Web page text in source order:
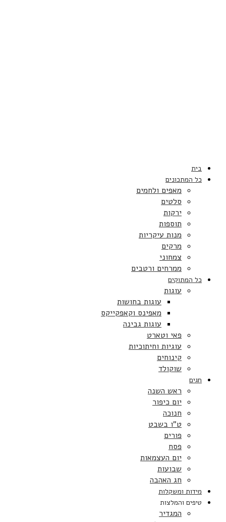
בית
כל המתכונים
מאפים ולחמים
סלטים
ירקות
תוספות
מנות עיקריות
מרקים
צמחוני
ממרחים ורטבים
כל המתוקים
עוגות
עוגות בחושות
מאפינס וקאפקייקס
עוגות גבינה
פאי וטארט
עוגיות וחיתוכיות
קינוחים
שוקולד
חגים
ראש השנה
יום כיפור
חנוכה
ט”ו בשבט
פורים
פסח
יום העצמאות
שבועות
חג האהבה
מידות ומשקלות
טיפים והמלצות
המגדיר